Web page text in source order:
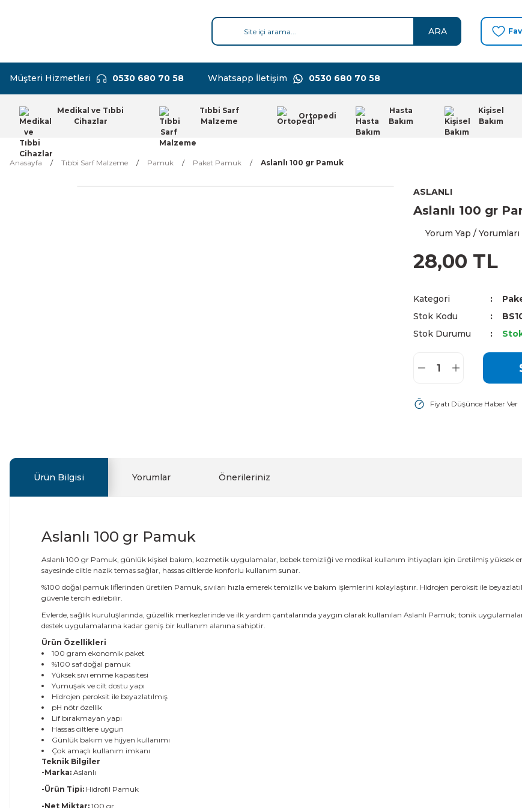
ARA
Müşteri Hizmetleri 0530 680 70 58 Whatsapp İletişim 0530 680 70 58
Medikal ve Tıbbi
Cihazlar
Tıbbi Sarf
Malzeme
Ortopedi
Hasta
Bakım
Kişisel
Bakım
Anasayfa Tıbbi Sarf Malzeme Pamuk Paket Pamuk Aslanlı 100 gr Pamuk
ASLANLI
Aslanlı 100 gr
Yorum Yap /
28,00 TL
Kategori
Stok Kodu
Stok Durumu
Fiyatı Düşünce Haber Ver
Ürün Bilgisi Yorumlar Önerileriniz
Aslanlı 100 gr Pamuk
Aslanlı 100 gr Pamuk, günlük kişisel bakım, kozmetik uygulamalar, bebek temizliği ve medikal kullanım ihtiyaçları için üretilmiş yüksek
sayesinde ciltle nazik temas sağlar, hassas ciltlerde konforlu kullanım sunar.
%100 doğal pamuk liflerinden üretilen Pamuk, sıvıları hızla emerek temizlik ve bakım işlemlerini kolaylaştırır. Hidrojen peroksit ile
güvenle tercih edilebilir.
Evlerde, sağlık kuruluşlarında, güzellik merkezlerinde ve ilk yardım çantalarında yaygın olarak kullanılan Aslanlı Pamuk; tonik
destek uygulamalarına kadar geniş bir kullanım alanına sahiptir.
Ürün Özellikleri
100 gram ekonomik paket
%100 saf doğal pamuk
Yüksek sıvı emme kapasitesi
Yumuşak ve cilt dostu yapı
Hidrojen peroksit ile beyazlatılmış
pH nötr özellik
Lif bırakmayan yapı
Hassas ciltlere uygun
Günlük bakım ve hijyen kullanımı
Çok amaçlı kullanım imkanı
Teknik Bilgiler
-Marka: Aslanlı
-Ürün Tipi: Hidrofil Pamuk
-Net Miktar: 100 gr